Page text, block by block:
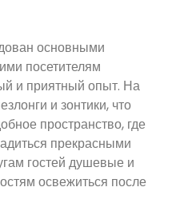
основными
посетителям
и приятный опыт. На
и зонтики, что
пространство, где
прекрасными
гостей душевые и
освежиться после